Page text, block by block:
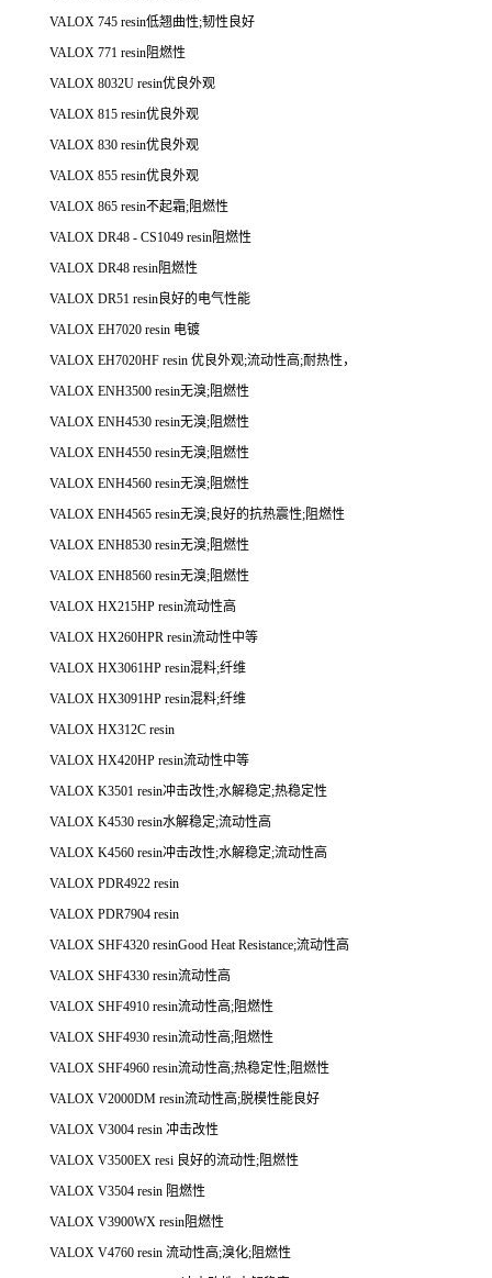
VALOX 745 resin低翘曲性;韧性良好
VALOX 771 resin阻燃性
VALOX 8032U resin优良外观
VALOX 815 resin优良外观
VALOX 830 resin优良外观
VALOX 855 resin优良外观
VALOX 865 resin不起霜;阻燃性
VALOX DR48 - CS1049 resin阻燃性
VALOX DR48 resin阻燃性
VALOX DR51 resin良好的电气性能
VALOX EH7020 resin 电镀
VALOX EH7020HF resin 优良外观;流动性高;耐热性，
VALOX ENH3500 resin无溴;阻燃性
VALOX ENH4530 resin无溴;阻燃性
VALOX ENH4550 resin无溴;阻燃性
VALOX ENH4560 resin无溴;阻燃性
VALOX ENH4565 resin无溴;良好的抗热震性;阻燃性
VALOX ENH8530 resin无溴;阻燃性
VALOX ENH8560 resin无溴;阻燃性
VALOX HX215HP resin流动性高
VALOX HX260HPR resin流动性中等
VALOX HX3061HP resin混料;纤维
VALOX HX3091HP resin混料;纤维
VALOX HX312C resin
VALOX HX420HP resin流动性中等
VALOX K3501 resin冲击改性;水解稳定;热稳定性
VALOX K4530 resin水解稳定;流动性高
VALOX K4560 resin冲击改性;水解稳定;流动性高
VALOX PDR4922 resin
VALOX PDR7904 resin
VALOX SHF4320 resinGood Heat Resistance;流动性高
VALOX SHF4330 resin流动性高
VALOX SHF4910 resin流动性高;阻燃性
VALOX SHF4930 resin流动性高;阻燃性
VALOX SHF4960 resin流动性高;热稳定性;阻燃性
VALOX V2000DM resin流动性高;脱模性能良好
VALOX V3004 resin 冲击改性
VALOX V3500EX resi 良好的流动性;阻燃性
VALOX V3504 resin 阻燃性
VALOX V3900WX resin阻燃性
VALOX V4760 resin 流动性高;溴化;阻燃性